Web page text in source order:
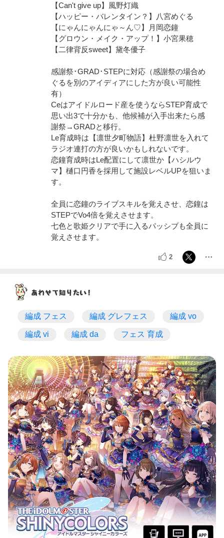
【Can't give up】風野灯織
【ハッピー・バレンタイン？】八宮めぐる
【にゃんにゃんにゃ～ん♡】月岡恋鐘
【グロウン・メイク・アップ！】小宮果穂
【二律背反sweet】黛冬優子
感謝祭･GRAD･STEPに対応（感謝祭の場合め
ぐるを別のアイディアにした方が良い可能性
有）
Ceはアイドルロード産を使うならSTEP育成で
思い出3で十分かも、他候補が入手出来たら感
謝祭→GRADと移行。
Le育成時は【凛世夕町物語】杜野凛世を入れて
ラジオ連打の方が良いかもしれないです。
恋鐘育成時はLe配置にして凛世か【ハシルウ
マ】樋口円香を採用して施設レベルUPを狙いま
す。
全員に恋鐘のライブスキルを覚えさせ、恋鐘は
STEPでVo4倍を覚えさせます。
七色と歌姫クリアで手に入るパッシブも全員に
覚えさせます。
2
編成 フェス 編成 グレフェス 編成 vo
編成 vi 編成 da フェス 育成